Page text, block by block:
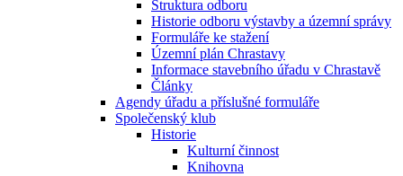
Struktura odboru
Historie odboru výstavby a územní správy
Formuláře ke stažení
Územní plán Chrastavy
Informace stavebního úřadu v Chrastavě
Články
Agendy úřadu a příslušné formuláře
Společenský klub
Historie
Kulturní činnost
Knihovna